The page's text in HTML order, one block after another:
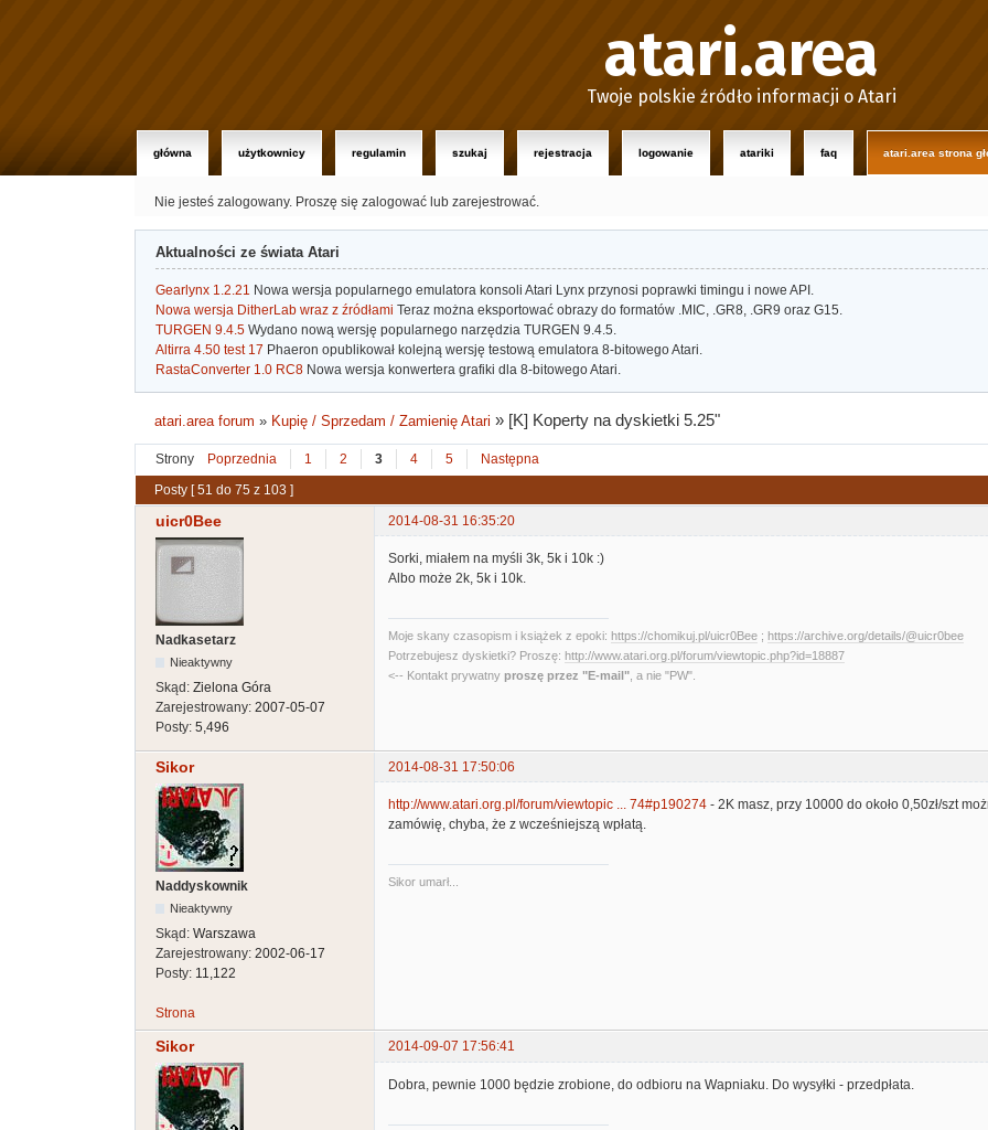
atari.area
Twoje polskie źródło informacji o Atari
główna użytkownicy regulamin szukaj rejestracja logowanie atariki faq atari.area strona
Nie jesteś zalogowany. Proszę się zalogować lub zarejestrować.
Aktualności ze świata Atari
Gearlynx 1.2.21 Nowa wersja popularnego emulatora konsoli Atari Lynx przynosi poprawki timingu i nowe API.
Nowa wersja DitherLab wraz z źródłami Teraz można eksportować obrazy do formatów .MIC, .GR8, .GR9 oraz G15.
TURGEN 9.4.5 Wydano nową wersję popularnego narzędzia TURGEN 9.4.5.
Altirra 4.50 test 17 Phaeron opublikował kolejną wersję testową emulatora 8-bitowego Atari.
RastaConverter 1.0 RC8 Nowa wersja konwertera grafiki dla 8-bitowego Atari.
atari.area forum » Kupię / Sprzedam / Zamienię Atari » [K] Koperty na dyskietki 5.25"
Strony Poprzednia 1 2 3 4 5 Następna
Posty [ 51 do 75 z 103 ]
uicr0Bee 2014-08-31 16:35:20
Nadkasetarz
Nieaktywny
Skąd: Zielona Góra
Zarejestrowany: 2007-05-07
Posty: 5,496
Sorki, miałem na myśli 3k, 5k i 10k :)
Albo może 2k, 5k i 10k.
Moje skany czasopism i książek z epoki: https://chomikuj.pl/uicr0Bee ; https://archive.org/details/@uicr0bee
Potrzebujesz dyskietki? Proszę: http://www.atari.org.pl/forum/viewtopic.php?id=18887
<-- Kontakt prywatny proszę przez "E-mail" , a nie "PW".
Sikor 2014-08-31 17:50:06
Naddyskownik
Nieaktywny
Skąd: Warszawa
Zarejestrowany: 2002-06-17
Posty: 11,122
http://www.atari.org.pl/forum/viewtopic ... 74#p190274 - 2K masz, przy 10000 do około 0,50zł/szt
zamówię, chyba, że z wcześniejszą wpłatą.
Sikor umarł...
Strona
Sikor 2014-09-07 17:56:41
Dobra, pewnie 1000 będzie zrobione, do odbioru na Wapniaku. Do wysyłki - przedpłata.